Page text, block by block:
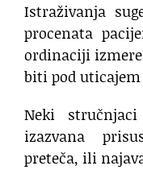
Istraživanja
procenata
ordinaciji
biti pod
Neki
izazvana
preteča, ili